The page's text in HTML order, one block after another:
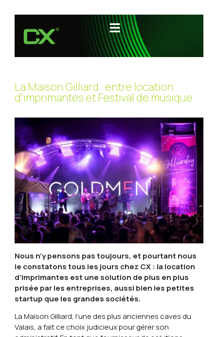
La Maison Gilliard : entre location
d’imprimantes et Festival de musique
Nous n’y pensons pas toujours, et pourtant nous
le constatons tous les jours chez CX : la location
d’imprimantes est une solution de plus en plus
prisée par les entreprises, aussi bien les petites
startup que les grandes sociétés.
La Maison Gilliard, l’une des plus anciennes caves du
Valais, a fait ce choix judicieux pour gérer son